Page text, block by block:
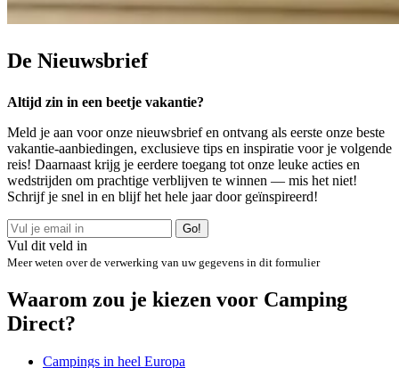
De Nieuwsbrief
Altijd zin in een beetje vakantie?
Meld je aan voor onze nieuwsbrief en ontvang als eerste onze beste
vakantie-aanbiedingen, exclusieve tips en inspiratie voor je volgende
reis! Daarnaast krijg je eerdere toegang tot onze leuke acties en
wedstrijden om prachtige verblijven te winnen — mis het niet!
Schrijf je snel in en blijf het hele jaar door geïnspireerd!
Go!
Vul dit veld in
Meer weten over de verwerking van uw gegevens in dit formulier
Waarom zou je kiezen voor Camping
Direct?
Campings in heel Europa